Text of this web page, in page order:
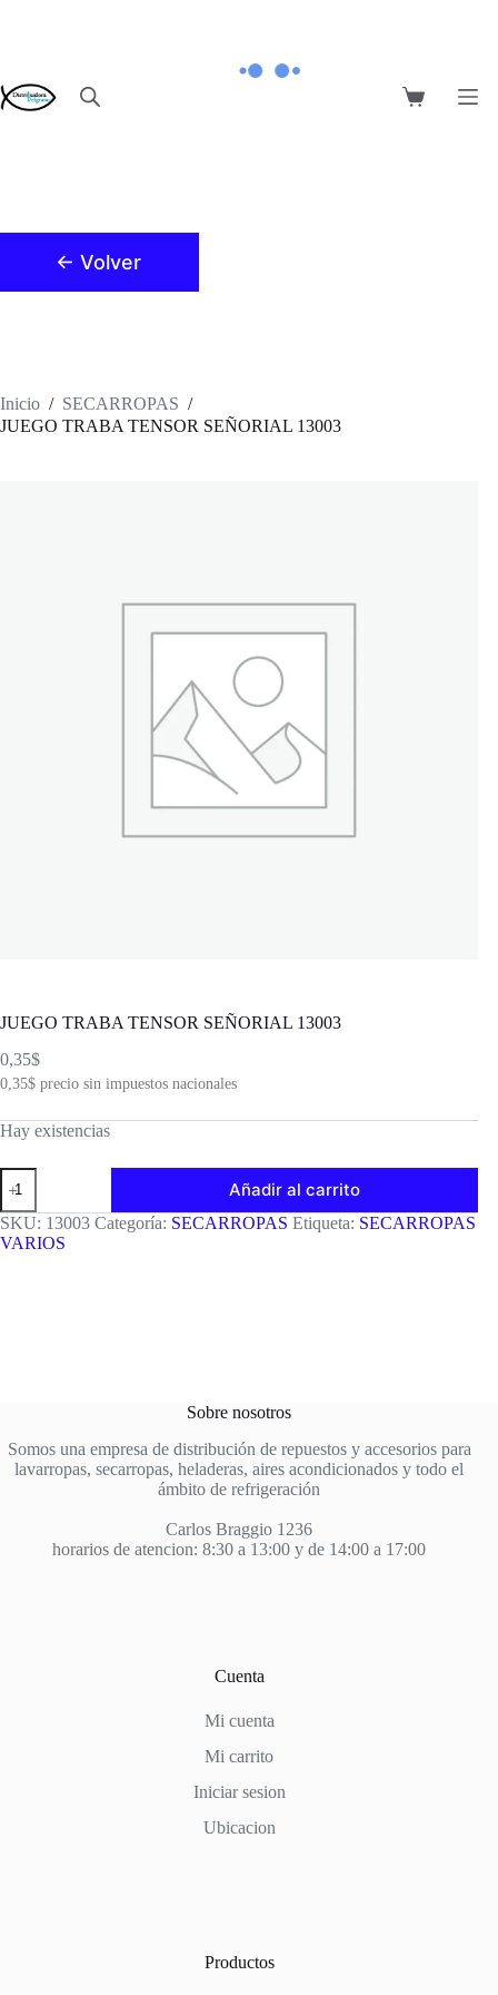
Carro
← Volver
Inicio / SECARROPAS /
JUEGO TRABA TENSOR SEÑORIAL 13003
JUEGO TRABA TENSOR SEÑORIAL 13003
0,35$
0,35$ precio sin impuestos nacionales
Hay existencias
JUEGO
TRABA
TENSOR
SEÑORIAL
13003
Añadir al carrito
SKU: 13003 Categoría: SECARROPAS Etiqueta: SECARROPAS
VARIOS
Sobre nosotros
Somos una empresa de distribución de repuestos y accesorios para
lavarropas, secarropas, heladeras, aires acondicionados y todo el
ámbito de refrigeración
Carlos Braggio 1236
horarios de atencion: 8:30 a 13:00 y de 14:00 a 17:00
Cuenta
Mi cuenta
Mi carrito
Iniciar sesion
Ubicacion
Productos